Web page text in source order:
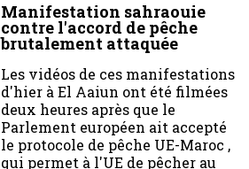
Manifestation sahraouie
contre l'accord de pêche
brutalement attaquée
Les vidéos de ces manifestations
d'hier à El Aaiun ont été filmées
deux heures après que le
Parlement européen ait accepté
le protocole de pêche UE-Maroc ,
qui permet à l'UE de pêcher au